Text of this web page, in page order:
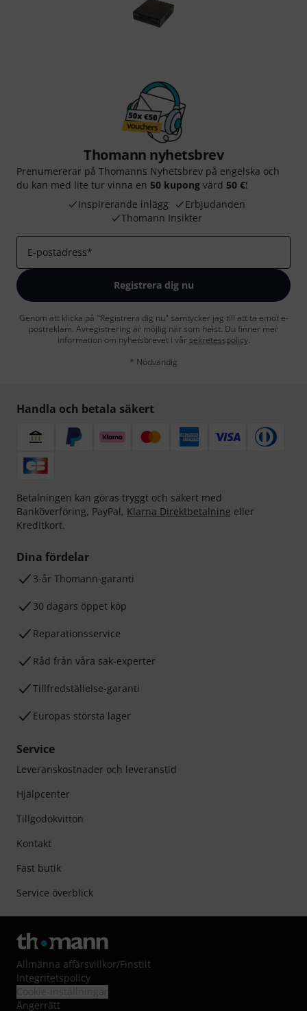
Thomann nyhetsbrev
Prenumererar på Thomanns Nyhetsbrev på engelska och
du kan med lite tur vinna en 50 kupong värd 50 €!
Inspirerande inlägg
Erbjudanden
Thomann Insikter
E-postadress*
Registrera dig nu
Genom att klicka på "Registrera dig nu" samtycker jag till att ta emot e-
postreklam. Avregistrering är möjlig när som helst. Du finner mer
information om nyhetsbrevet i vår sekretesspolicy.
* Nödvändig
Handla och betala säkert
Betalningen kan göras tryggt och säkert med
Banköverföring, PayPal, Klarna Direktbetalning eller
Kreditkort.
Dina fördelar
3-år Thomann-garanti
30 dagars öppet köp
Reparationsservice
Råd från våra sak-experter
Tillfredställelse-garanti
Europas största lager
Service
Leveranskostnader och leveranstid
Hjälpcenter
Tillgodokvitton
Kontakt
Fast butik
Service överblick
Allmänna affärsvillkor/Finstilt
Integritetspolicy
Ångerrätt